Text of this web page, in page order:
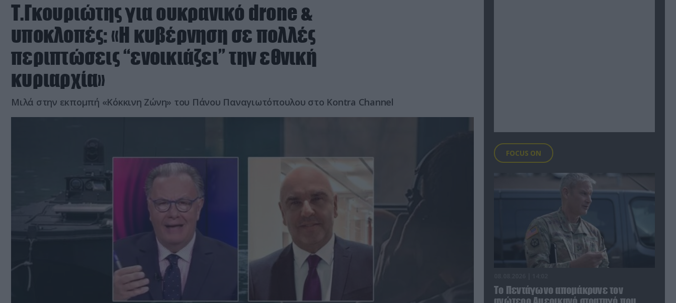
Τ.Γκουριώτης για ουκρανικό drone &
υποκλοπές: «Η κυβέρνηση σε πολλές
περιπτώσεις “ενοικιάζει” την εθνική
κυριαρχία»
Μιλά στην εκπομπή «Κόκκινη Ζώνη» του Πάνου Παναγιωτόπουλου στο Kontra Channel
FOCUS ON
Το Πεντάγωνο απομάκρυνε τον